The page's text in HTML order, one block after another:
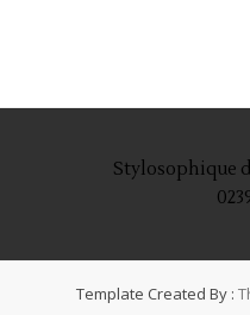
Stylosophique
Template Created By :